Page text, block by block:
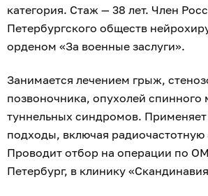
категория. Стаж — 38 лет. Член
Петербургского обществ
орденом «За военные заслуги».
Занимается лечением грыж,
позвоночника, опухолей спинного
туннельных синдромов.
подходы, включая
Проводит отбор на операции по
Петербург, в клинику